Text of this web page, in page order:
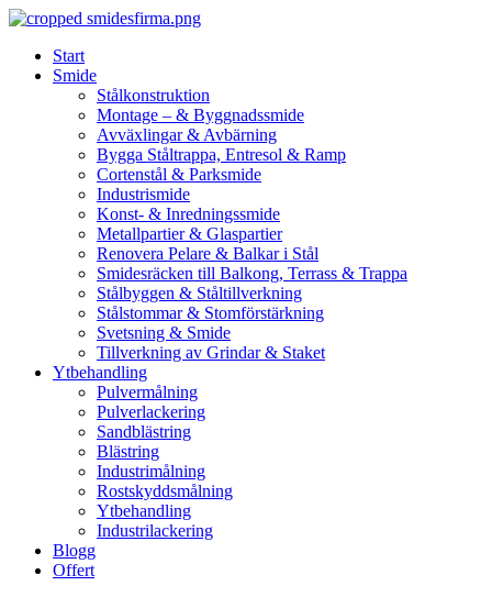
Skip
contentStart
Smide
Stålkonstruktion
Montage – & Byggnadssmide
Avväxlingar & Avbärning
Bygga Ståltrappa, Entresol & Ramp
Cortenstål & Parksmide
Industrismide
Konst- & Inredningssmide
Metallpartier & Glaspartier
Renovera Pelare & Balkar i Stål
Smidesräcken till Balkong, Terrass & Trappa
Stålbyggen & Ståltillverkning
Stålstommar & Stomförstärkning
Svetsning & Smide
Tillverkning av Grindar & Staket
Ytbehandling
Pulvermålning
Pulverlackering
Sandblästring
Blästring
Industrimålning
Rostskyddsmålning
Ytbehandling
Industrilackering
Blogg
Offert